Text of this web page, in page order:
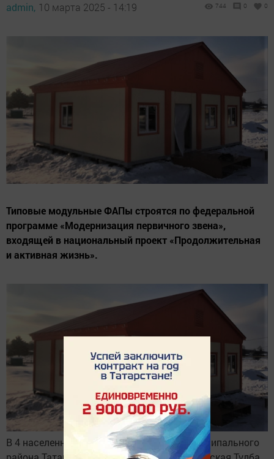
admin, 10 марта 2025 - 14:19 744 0 0
Типовые модульные ФАПы строятся по федеральной
программе «Модернизация первичного звена»,
входящей в национальный проект «Продолжительная
и активная жизнь».
В 4 населенных пунктах Кукморского муниципального